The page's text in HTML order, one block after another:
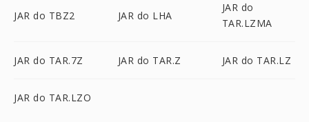
JAR do TBZ2 JAR do LHA
JAR do
TAR.LZMA
JAR do TAR.7Z JAR do TAR.Z JAR do TAR.LZ
JAR do TAR.LZO